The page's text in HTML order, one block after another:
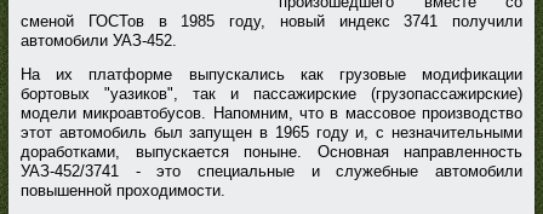
сменой ГОСТов в 1985 году, новый индекс 3741 получили
автомобили УАЗ-452.
На их платформе выпускались как грузовые модификации
бортовых "уазиков", так и пассажирские (грузопассажирские)
модели микроавтобусов. Напомним, что в массовое производство
этот автомобиль был запущен в 1965 году и, с незначительными
доработками, выпускается поныне. Основная направленность
УАЗ-452/3741 - это специальные и служебные автомобили
повышенной проходимости.